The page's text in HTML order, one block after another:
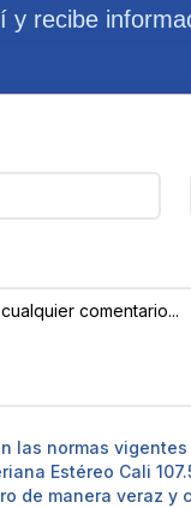
y recibe
las normas
Estéreo Cali
de manera veraz